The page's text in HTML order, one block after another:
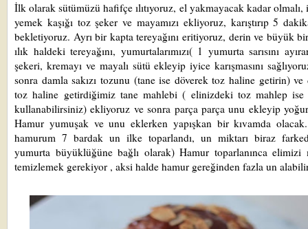
İlk olarak sütümüzü hafifçe ılıtıyoruz, el yakmayacak kadar
yemek kaşığı toz şeker ve mayamızı ekliyoruz, karıştırıp 5
bekletiyoruz. Ayrı bir kapta tereyağını eritiyoruz, derin ve büyük
ılık haldeki tereyağını, yumurtalarımızı( 1 yumurta sarısını
şekeri, kremayı ve mayalı sütü ekleyip iyice karışmasını
sonra damla sakızı tozunu (tane ise döverek toz haline getirin) ve
toz haline getirdiğimiz tane mahlebi ( elinizdeki toz mahlep
kullanabilirsiniz) ekliyoruz ve sonra parça parça unu ekleyip
Hamur yumuşak ve unu eklerken yapışkan bir kıvamda
hamurum 7 bardak un ilke toparlandı, un miktarı biraz
yumurta büyüklüğüne bağlı olarak) Hamur toparlanınca elimizi
temizlemek gerekiyor , aksi halde hamur gereğinden fazla un